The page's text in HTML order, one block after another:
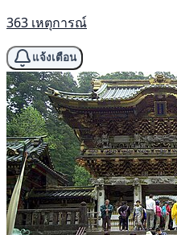
363 เหตุการณ์
แจ้งเตือน